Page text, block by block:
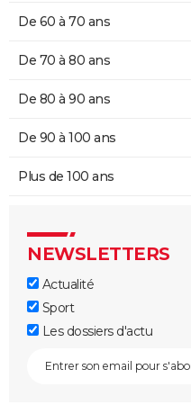
De 60 à 70 ans
De 70 à 80 ans
De 80 à 90 ans
De 90 à 100 ans
Plus de 100 ans
NEWSLETTERS
Actualité
Sport
Les dossiers d'actu